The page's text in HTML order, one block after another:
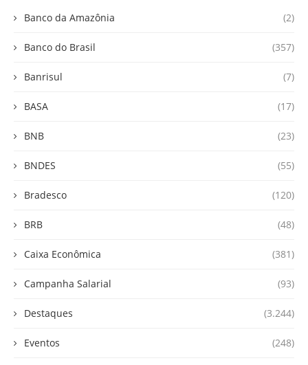
Banco da Amazônia (2)
Banco do Brasil (357)
Banrisul (7)
BASA (17)
BNB (23)
BNDES (55)
Bradesco (120)
BRB (48)
Caixa Econômica (381)
Campanha Salarial (93)
Destaques (3.244)
Eventos (248)